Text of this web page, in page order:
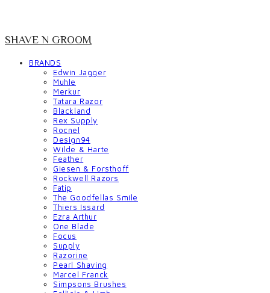
SHAVE N GROOM
BRANDS
Edwin Jagger
Muhle
Merkur
Tatara Razor
Blackland
Rex Supply
Rocnel
Design94
Wilde & Harte
Feather
Giesen & Forsthoff
Rockwell Razors
Fatip
The Goodfellas Smile
Thiers Issard
Ezra Arthur
One Blade
Focus
Supply
Razorine
Pearl Shaving
Marcel Franck
Simpsons Brushes